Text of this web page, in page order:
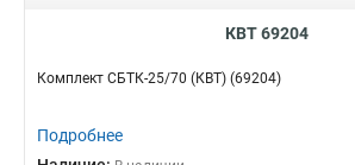
КВТ 69204
Комплект СБТК-25/70 (КВТ) (69204)
Подробнее